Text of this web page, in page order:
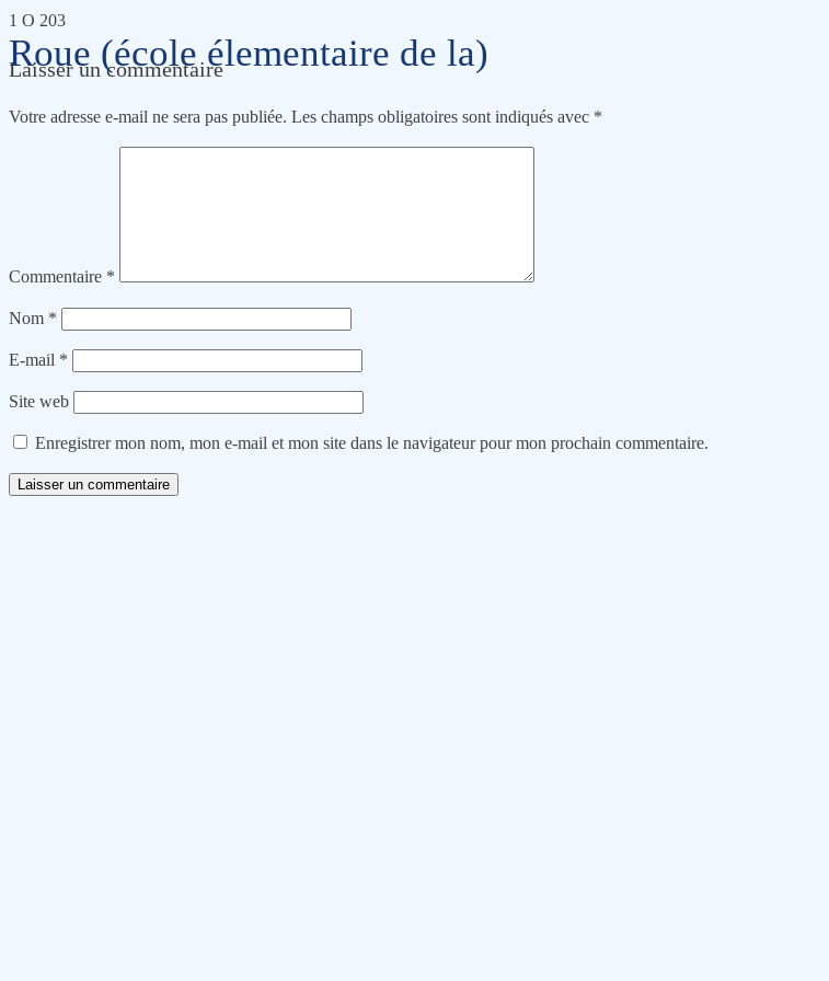
Roue (école élementaire de la)
1 O 203
Laisser un commentaire
Votre adresse e-mail ne sera pas publiée. Les champs obligatoires sont indiqués avec *
Commentaire *
Nom *
E-mail *
Site web
Enregistrer mon nom, mon e-mail et mon site dans le navigateur pour mon prochain commentaire.